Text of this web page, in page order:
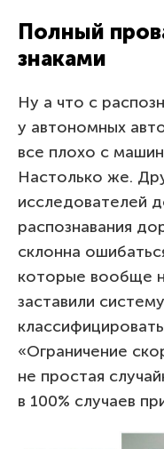
Полный
знаками
Ну а что с
у автономных
все плохо с
Настолько же.
исследователей
распознавания
склонна
которые вообще
заставили
«Ограничение
не простая
в 100% случаев